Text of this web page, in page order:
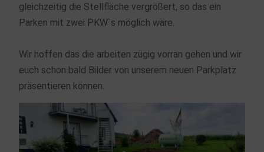
gleichzeitig die Stellfläche vergrößert, so das ein
Parken mit zwei PKW`s möglich wäre.
Wir hoffen das die arbeiten zügig vorran gehen und wir
euch schon bald Bilder von unserem neuen Parkplatz
präsentieren können.